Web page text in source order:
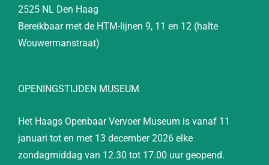
2525 NL Den Haag
Bereikbaar met de HTM-lijnen 9, 11 en 12 (halte
Wouwermanstraat)
OPENINGSTIJDEN MUSEUM
Het Haags Openbaar Vervoer Museum is vanaf 11
januari tot en met 13 december 2026 elke
zondagmiddag van 12.30 tot 17.00 uur geopend.